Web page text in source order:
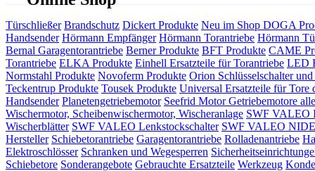
Türschließer Brandschutz Dickert Produkte Neu im Shop DOGA
Handsender Hörmann Empfänger Hörmann Torantriebe Hörmann
Bernal Garagentorantriebe Berner Produkte BFT Produkte CAME
Torantriebe ELKA Produkte Einhell Ersatzteile für Torantriebe LED
Normstahl Produkte Novoferm Produkte Orion Schlüsselschalter und
Teckentrup Produkte Tousek Produkte Universal Ersatzteile für Tore
Handsender Planetengetriebemotor Seefrid Motor Getriebemotore
Wischermotor, Scheibenwischermotor, Wischeranlage SWF VALEO
Wischerblätter SWF VALEO Lenkstockschalter SWF VALEO
Hersteller Schiebetorantriebe Garagentorantriebe Rolladenantriebe
Elektroschlösser Schranken und Wegesperren
Schiebetore Sonderangebote Gebrauchte Ersatzteile Werkzeug